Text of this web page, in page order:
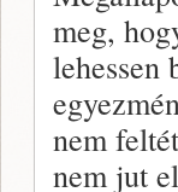
meg,
lehessen
nem
nem jut